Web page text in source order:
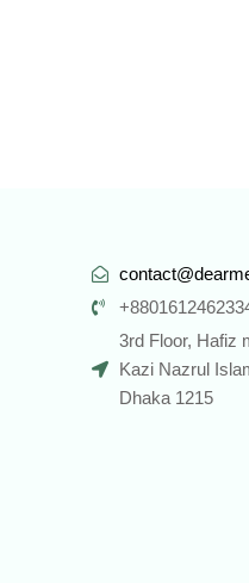
3rd Floor, Hafiz
Kazi Nazrul
Dhaka 1215